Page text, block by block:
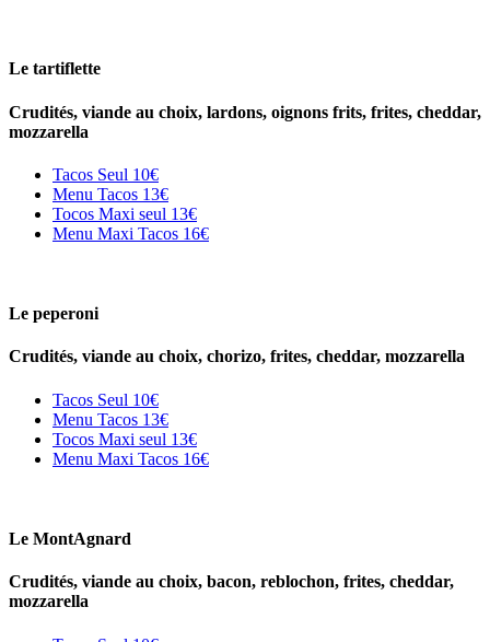
Le tartiflette
Crudités, viande au choix, lardons, oignons frits, frites, cheddar,
mozzarella
Tacos Seul 10€
Menu Tacos 13€
Tocos Maxi seul 13€
Menu Maxi Tacos 16€
Le peperoni
Crudités, viande au choix, chorizo, frites, cheddar, mozzarella
Tacos Seul 10€
Menu Tacos 13€
Tocos Maxi seul 13€
Menu Maxi Tacos 16€
Le MontAgnard
Crudités, viande au choix, bacon, reblochon, frites, cheddar,
mozzarella